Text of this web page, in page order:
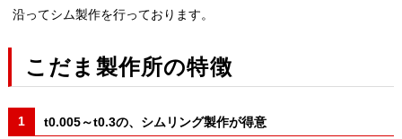
沿ってシム製作を行っております。
こだま製作所の特徴
t0.005～t0.3の、シムリング製作が得意